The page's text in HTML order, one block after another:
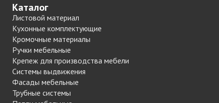
Каталог
Листовой материал
Кухонные комплектующие
Кромочные материалы
Ручки мебельные
Крепеж для производства мебели
Системы выдвижения
Фасады мебельные
Трубные системы